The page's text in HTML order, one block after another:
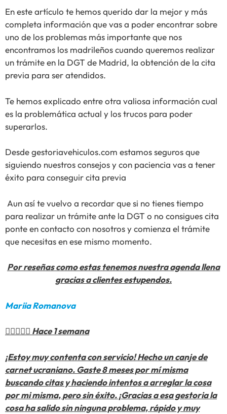
En este artículo te hemos querido dar la mejor y más
completa información que vas a poder encontrar sobre
uno de los problemas más importante que nos
encontramos los madrileños cuando queremos realizar
un trámite en la DGT de Madrid, la obtención de la cita
previa para ser atendidos.
Te hemos explicado entre otra valiosa información cual
es la problemática actual y los trucos para poder
superarlos.
Desde gestoriavehiculos.com estamos seguros que
siguiendo nuestros consejos y con paciencia vas a tener
éxito para conseguir cita previa
Aun así te vuelvo a recordar que si no tienes tiempo
para realizar un trámite ante la DGT o no consigues cita
ponte en contacto con nosotros y comienza el trámite
que necesitas en ese mismo momento.
Por reseñas como estas tenemos nuestra agenda llena
gracias a clientes estupendos.
Mariia Romanova
 Hace 1 semana
¡Estoy muy contenta con servicio! Hecho un canje de
carnet ucraniano. Gaste 8 meses por mí misma
buscando citas y haciendo intentos a arreglar la cosa
por mi misma, pero sin éxito. ¡Gracias a esa gestoria la
cosa ha salido sin ninguna problema, rápido y muy